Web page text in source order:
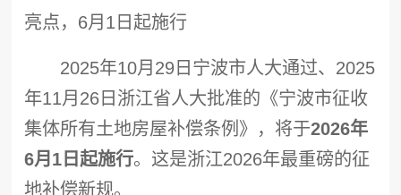
亮点，6月1日起施行
2025年10月29日宁波市人大通过、2025
年11月26日浙江省人大批准的《宁波市征收
集体所有土地房屋补偿条例》，将于2026年
6月1日起施行。这是浙江2026年最重磅的征
地补偿新规。